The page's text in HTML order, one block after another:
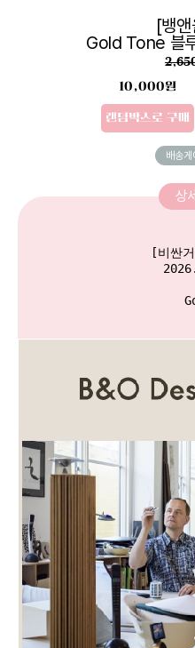
[뱅
Gold Tone 블
10,000원
랜덤박스로 구매
배송게
상
[비싼